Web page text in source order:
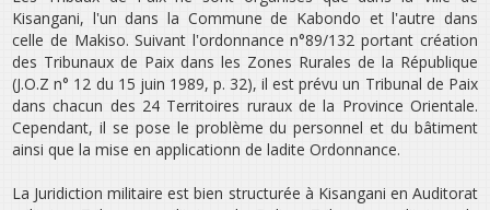
Kisangani, l‛un dans la Commune de Kabondo et l‛autre dans
celle de Makiso. Suivant l‛ordonnance n°89/132 portant création
des Tribunaux de Paix dans les Zones Rurales de la République
(J.O.Z n° 12 du 15 juin 1989, p. 32), il est prévu un Tribunal de Paix
dans chacun des 24 Territoires ruraux de la Province Orientale.
Cependant, il se pose le problème du personnel et du bâtiment
ainsi que la mise en applicationn de ladite Ordonnance.
La Juridiction militaire est bien structurée à Kisangani en Auditorat